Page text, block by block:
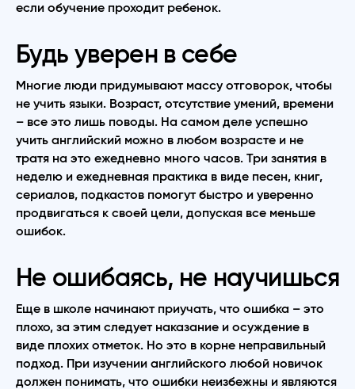
если обучение проходит ребенок.
Будь уверен в себе
Многие люди придумывают массу отговорок, чтобы
не учить языки. Возраст, отсутствие умений, времени
– все это лишь поводы. На самом деле успешно
учить английский можно в любом возрасте и не
тратя на это ежедневно много часов. Три занятия в
неделю и ежедневная практика в виде песен, книг,
сериалов, подкастов помогут быстро и уверенно
продвигаться к своей цели, допуская все меньше
ошибок.
Не ошибаясь, не научишься
Еще в школе начинают приучать, что ошибка – это
плохо, за этим следует наказание и осуждение в
виде плохих отметок. Но это в корне неправильный
подход. При изучении английского любой новичок
должен понимать, что ошибки неизбежны и являются